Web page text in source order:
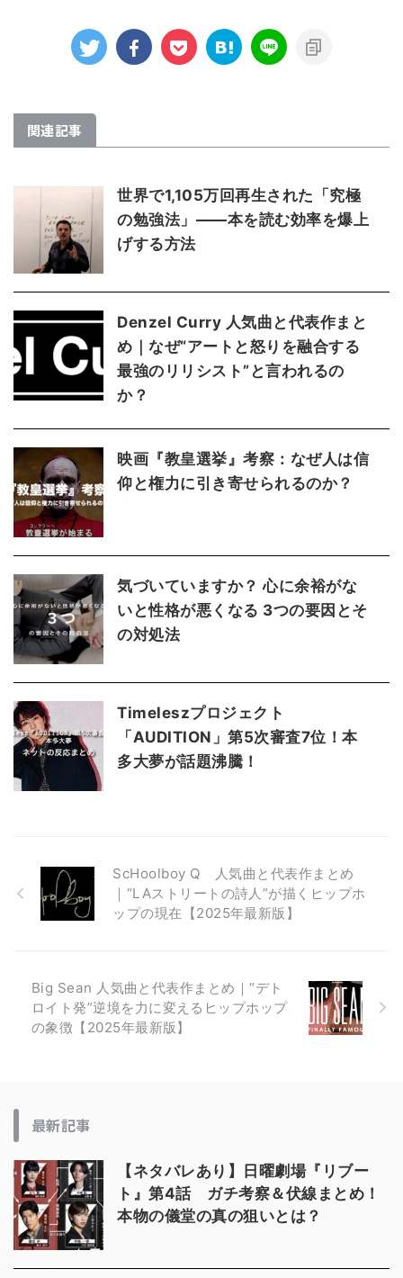
関連記事
世界で1,105万回再生された「究極
の勉強法」――本を読む効率を爆上
げする方法
Denzel Curry 人気曲と代表作まと
め｜なぜ“アートと怒りを融合する
最強のリリシスト”と言われるの
か？
映画『教皇選挙』考察：なぜ人は信
仰と権力に引き寄せられるのか？
気づいていますか？ 心に余裕がな
いと性格が悪くなる 3つの要因とそ
の対処法
Timeleszプロジェクト
「AUDITION」第5次審査7位！本
多大夢が話題沸騰！
ScHoolboy Q 人気曲と代表作まとめ
｜“LAストリートの詩人”が描くヒップホ
ップの現在【2025年最新版】
Big Sean 人気曲と代表作まとめ｜“デト
ロイト発”逆境を力に変えるヒップホップ
の象徴【2025年最新版】
最新記事
【ネタバレあり】日曜劇場『リブー
ト』第4話 ガチ考察＆伏線まとめ！
本物の儀堂の真の狙いとは？